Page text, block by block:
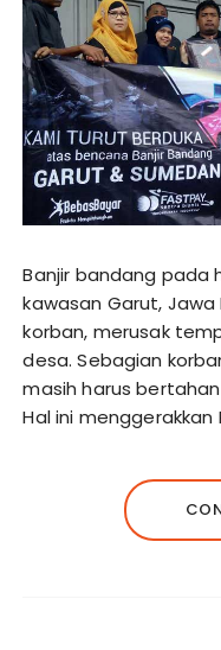
Banjir bandang pada
kawasan Garut,
korban, merusak
desa. Sebagian
masih harus
Hal ini menggerakkan